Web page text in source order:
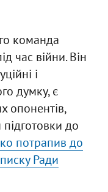
команда
час війни. Він
і
думку, є
опонентів,
до
потрапив до
Ради